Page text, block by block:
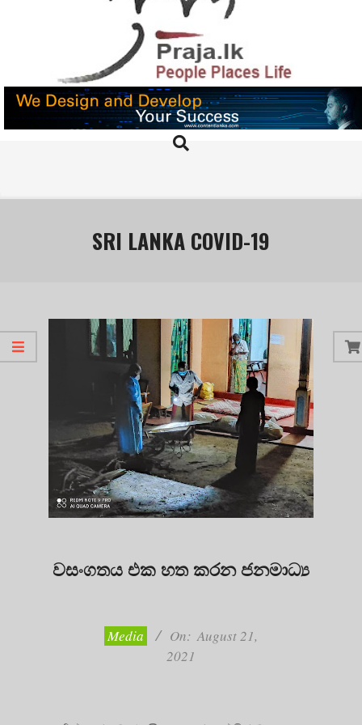
PRAJA.LK
Search
SRI LANKA COVID-19
වසංගතය එක හත කරන ජනමාධ්‍ය
Media On: August 21,
2021